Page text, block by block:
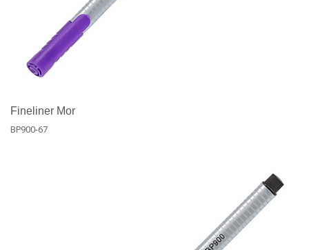
Fineliner Mor
BP900-67